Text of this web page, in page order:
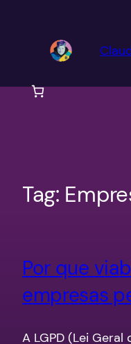
Tag:
Por que
empresas
A LGPD (Lei